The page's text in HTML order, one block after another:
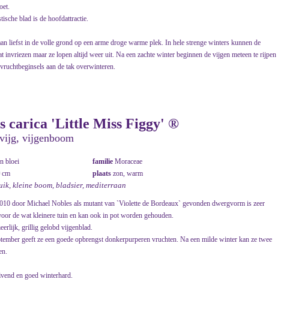
blad is de hoofdattractie.
liefst in de volle grond op een arme droge warme plek. In hele strenge winters kunnen de
invriezen maar ze lopen altijd weer uit. Na een zachte winter beginnen de vijgen meteen te rijpen
aan de tak overwinteren.
carica 'Little Miss Figgy' ®
vijgenboom
bloei familie Moraceae
cm plaats zon, warm
kleine boom, bladsier, mediterraan
door Michael Nobles als mutant van `Violette de Bordeaux` gevonden dwergvorm is zeer
de wat kleinere tuin en kan ook in pot worden gehouden.
grillig gelobd vijgenblad.
geeft ze een goede opbrengst donkerpurperen vruchten. Na een milde winter kan ze twee
en goed winterhard.